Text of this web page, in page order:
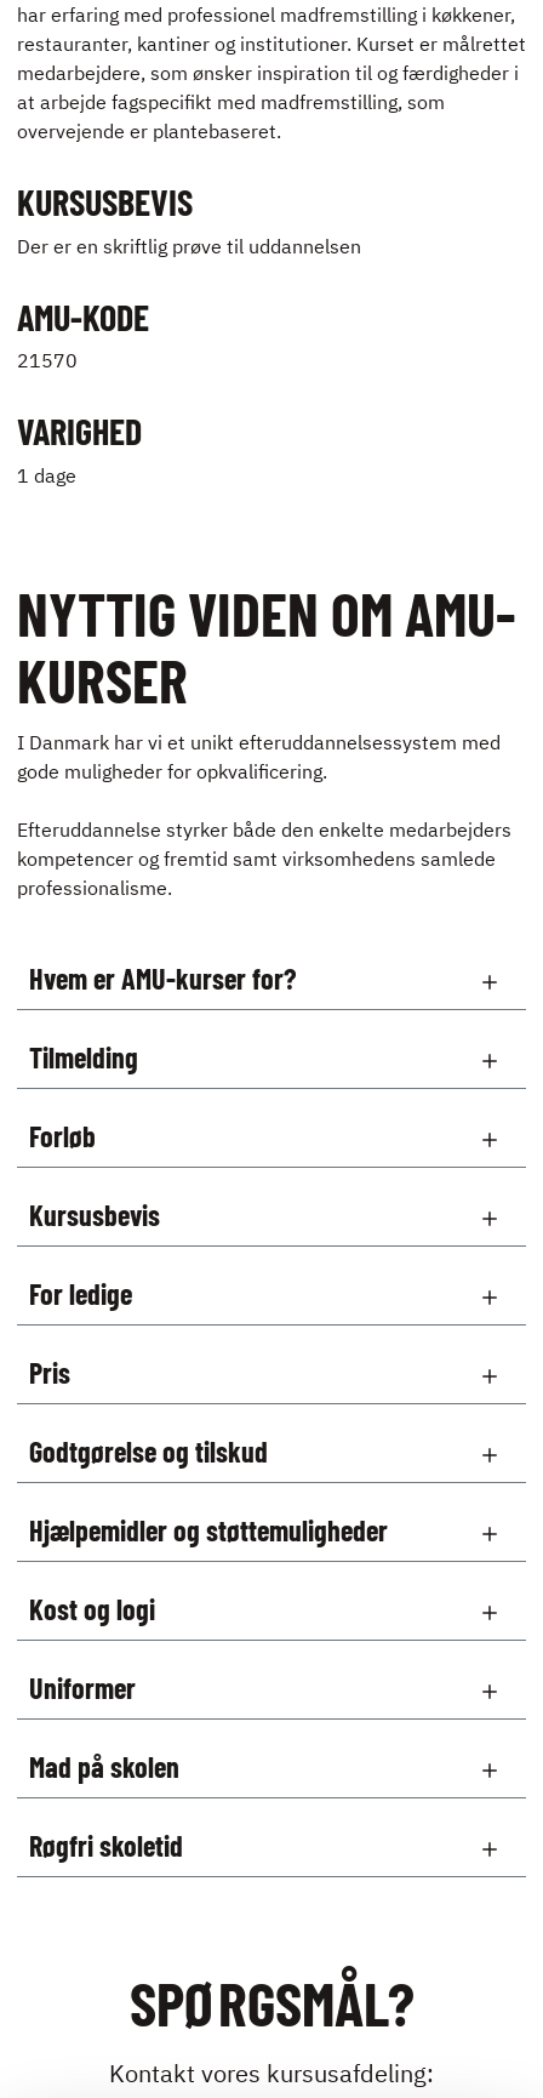
har erfaring med professionel madfremstilling i køkkener,
restauranter, kantiner og institutioner. Kurset er målrettet
medarbejdere, som ønsker inspiration til og færdigheder i
at arbejde fagspecifikt med madfremstilling, som
overvejende er plantebaseret.
KURSUSBEVIS
Der er en skriftlig prøve til uddannelsen
AMU-KODE
21570
VARIGHED
1 dage
NYTTIG VIDEN OM AMU-
KURSER
I Danmark har vi et unikt efteruddannelsessystem med
gode muligheder for opkvalificering.
Efteruddannelse styrker både den enkelte medarbejders
kompetencer og fremtid samt virksomhedens samlede
professionalisme.
Hvem er AMU-kurser for?
Tilmelding
Forløb
Kursusbevis
For ledige
Pris
Godtgørelse og tilskud
Hjælpemidler og støttemuligheder
Kost og logi
Uniformer
Mad på skolen
Røgfri skoletid
SPØRGSMÅL?
Kontakt vores kursusafdeling: